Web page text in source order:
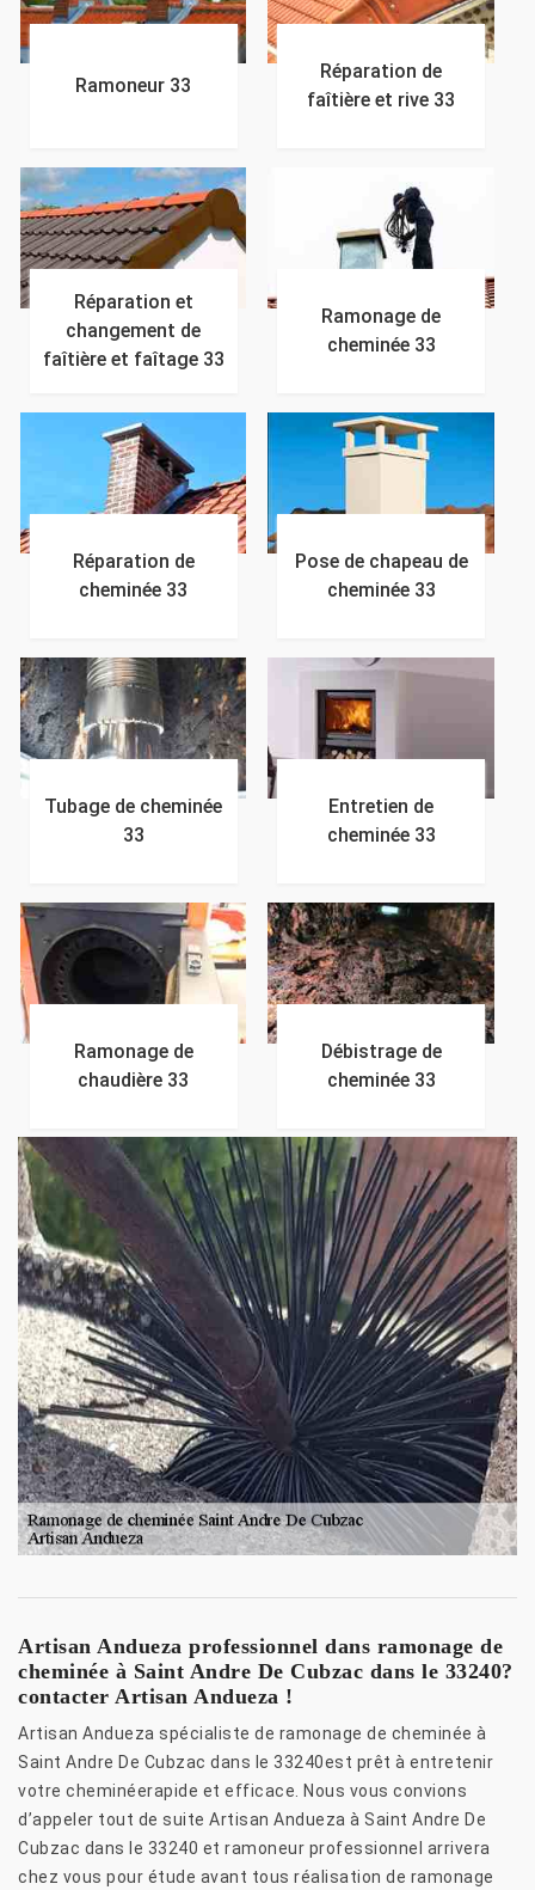
Ramoneur 33
Réparation de
faîtière et rive 33
Réparation et
changement de
faîtière et faîtage 33
Ramonage de
cheminée 33
Réparation de
cheminée 33
Pose de chapeau de
cheminée 33
Tubage de cheminée
33
Entretien de
cheminée 33
Ramonage de
chaudière 33
Débistrage de
cheminée 33
Artisan Andueza professionnel dans ramonage de
cheminée à Saint Andre De Cubzac dans le 33240?
contacter Artisan Andueza !
Artisan Andueza spécialiste de ramonage de cheminée à
Saint Andre De Cubzac dans le 33240est prêt à entretenir
votre cheminéerapide et efficace. Nous vous convions
d’appeler tout de suite Artisan Andueza à Saint Andre De
Cubzac dans le 33240 et ramoneur professionnel arrivera
chez vous pour étude avant tous réalisation de ramonage